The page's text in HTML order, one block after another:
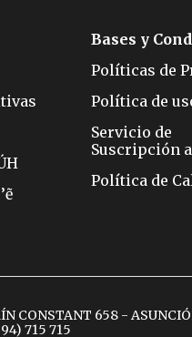
Bases y
Políticas de
Política de
Servicio de
Suscripción
Política de
CONSTANT 658 -
715 715